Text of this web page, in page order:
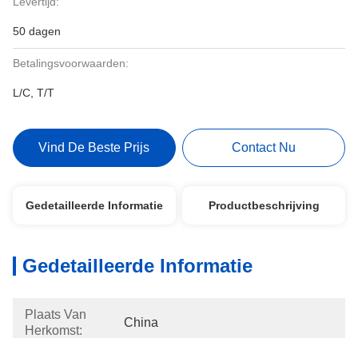
50 dagen
Betalingsvoorwaarden:
L/C, T/T
Vind De Beste Prijs Contact Nu
Gedetailleerde Informatie Productbeschrijving
Gedetailleerde Informatie
Plaats Van
Herkomst:
China